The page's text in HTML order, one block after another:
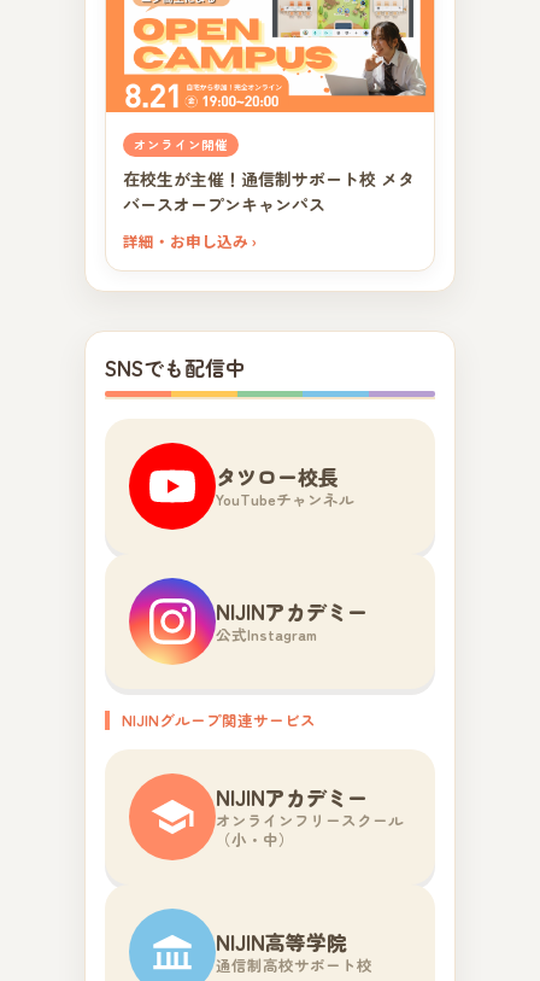
オンライン開催
在校生が主催！通信制サポート校 メタ
バースオープンキャンパス
詳細・お申し込み ›
SNSでも配信中
タツロー校長
YouTubeチャンネル
NIJINアカデミー
公式Instagram
NIJINグループ関連サービス
NIJINアカデミー
オンラインフリースクール
（小・中）
NIJIN高等学院
通信制高校サポート校